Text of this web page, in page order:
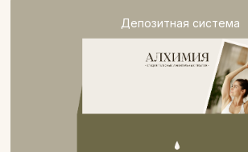
Депозитная система